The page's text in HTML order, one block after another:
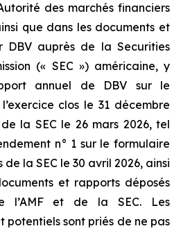
des marchés financiers
que dans les documents et
DBV auprès de la Securities
(« SEC ») américaine, y
annuel de DBV sur le
clos le 31 décembre
la SEC le 26 mars 2026, tel
n° 1 sur le formulaire
la SEC le 30 avril 2026, ainsi
et rapports déposés
l’AMF et de la SEC. Les
potentiels sont priés de ne pas